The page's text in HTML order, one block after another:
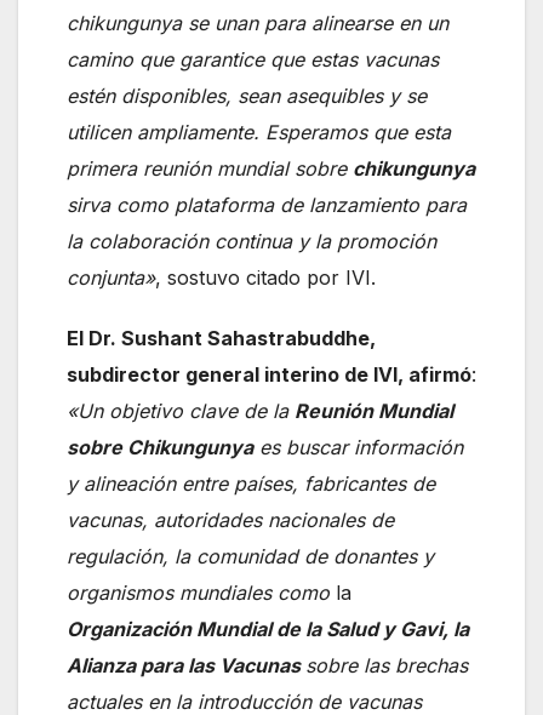
chikungunya se unan para alinearse en un
camino que garantice que estas vacunas
estén disponibles, sean asequibles y se
utilicen ampliamente. Esperamos que esta
primera reunión mundial sobre chikungunya
sirva como plataforma de lanzamiento para
la colaboración continua y la promoción
conjunta», sostuvo citado por IVI.
El Dr. Sushant Sahastrabuddhe,
subdirector general interino de IVI, afirmó:
«Un objetivo clave de la Reunión Mundial
sobre Chikungunyaes buscar información
y alineación entre países, fabricantes de
vacunas, autoridades nacionales de
regulación, la comunidad de donantes y
organismos mundiales como la
Organización Mundial de la Salud y Gavi, la
Alianza para las Vacunas sobre las brechas
actuales en la introducción de vacunas